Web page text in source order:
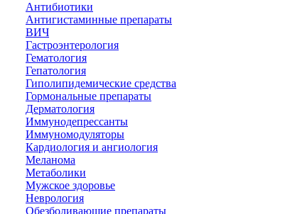
Антибиотики
Антигистаминные препараты
ВИЧ
Гастроэнтерология
Гематология
Гепатология
Гиполипидемические средства
Гормональные препараты
Дерматология
Иммунодепрессанты
Иммуномодуляторы
Кардиология и ангиология
Меланома
Метаболики
Мужское здоровье
Неврология
Обезболивающие препараты